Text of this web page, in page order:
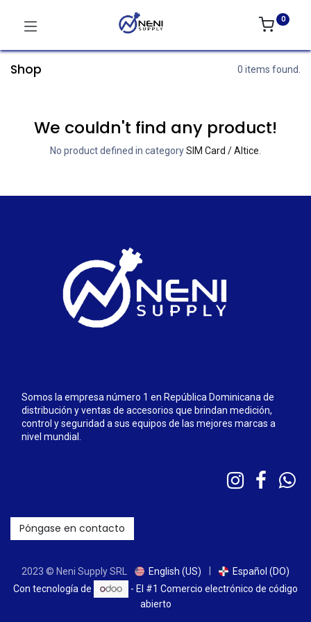
0
Shop 0 items found.
We couldn't find any product!
No product defined in categorySIM Card / Altice
Somos la empresa número 1 en República Dominicana de
distribución y ventas de accesorios que brindan medición,
control y seguridad a sus equipos de las mejores marcas a
nivel mundial.
Póngase en contacto
2023 © Neni Supply SRL English (US)
Español (DO)
Con tecnología de
- El #1 Comercio electrónico de código
abierto